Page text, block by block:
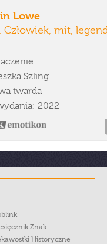
Lowe
Człowiek, mit,
Szling
twarda
2022
Znak
Historyczne